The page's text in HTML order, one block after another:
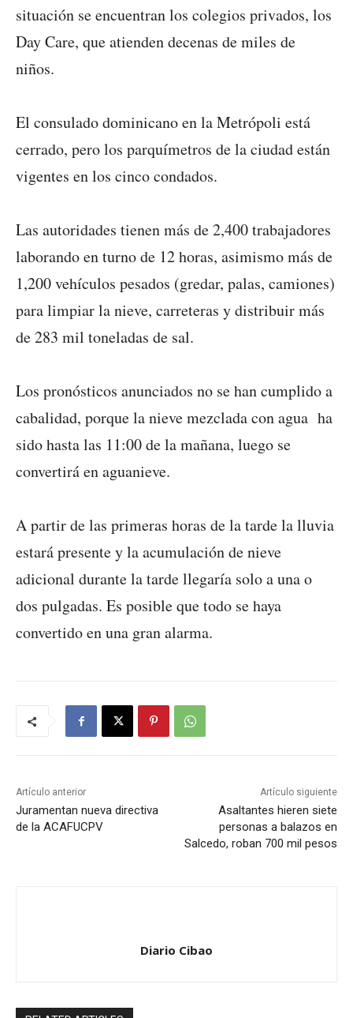
situación se encuentran los colegios privados, los
Day Care, que atienden decenas de miles de
niños.
El consulado dominicano en la Metrópoli está
cerrado, pero los parquímetros de la ciudad están
vigentes en los cinco condados.
Las autoridades tienen más de 2,400 trabajadores
laborando en turno de 12 horas, asimismo más de
1,200 vehículos pesados (gredar, palas, camiones)
para limpiar la nieve, carreteras y distribuir más
de 283 mil toneladas de sal.
Los pronósticos anunciados no se han cumplido a
cabalidad, porque la nieve mezclada con agua ha
sido hasta las 11:00 de la mañana, luego se
convertirá en aguanieve.
A partir de las primeras horas de la tarde la lluvia
estará presente y la acumulación de nieve
adicional durante la tarde llegaría solo a una o
dos pulgadas. Es posible que todo se haya
convertido en una gran alarma.
Artículo anterior
Juramentan nueva directiva
de la ACAFUCPV
Artículo siguiente
Asaltantes hieren siete
personas a balazos en
Salcedo, roban 700 mil pesos
Diario Cibao